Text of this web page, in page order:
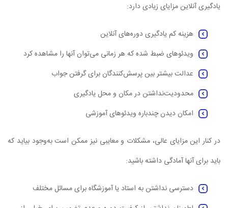
یادگیری آنلاین مزایای زیادی دارد:
هزینه کم یادگیری دوره‌های آنلاین
ویدئوهای ضبط شده که هر زمانی می‌توان آنها را مشاهده کرد
عدالت بیشتر بین پرسش‌کنندگان برای گرفتن جواب
محدودیت‌نداشتن در مکان و محل یادگیری
امکان دیدن چندباره ویدئوهای آموزشی
در کنار این مزایای عالی، مشکلات و معایبی نیز ممکن است به‌وجود بیاید که
باید برای آنها آمادگی داشته باشید:
دسترسی نداشتن به استاد یا آموزشگاه برای مسائل مختلف